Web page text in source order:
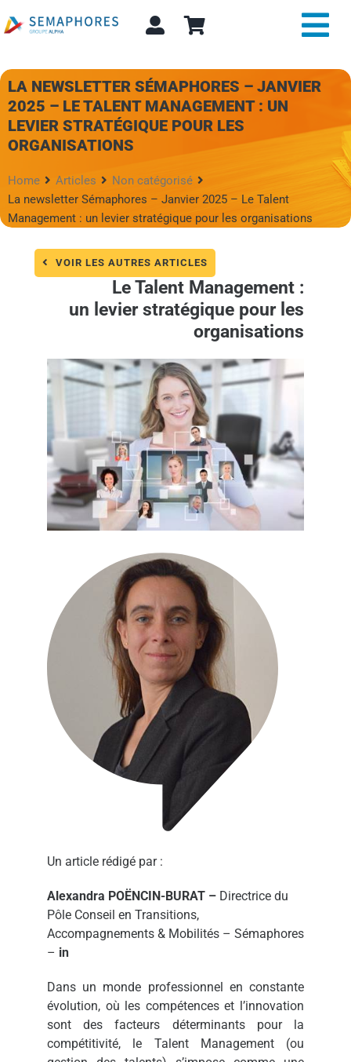
au
Expertise et conseil
A propos
Alpha Store
Contact
LA NEWSLETTER SÉMAPHORES – JANVIER
2025 – LE TALENT MANAGEMENT : UN
LEVIER STRATÉGIQUE POUR LES
ORGANISATIONS
Home Articles
Non catégorisé
La newsletter Sémaphores – Janvier 2025 – Le Talent
Management : un levier stratégique pour les organisations
VOIR LES AUTRES ARTICLES
Le Talent Management :
un levier stratégique pour les
organisations
Un article rédigé par :
Alexandra POËNCIN-BURAT – Directrice du
Pôle Conseil en Transitions,
Accompagnements & Mobilités – Sémaphores
– in
Dans un monde professionnel en constante
évolution, où les compétences et l’innovation
sont des facteurs déterminants pour la
compétitivité, le Talent Management (ou